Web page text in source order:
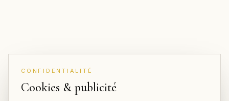
CONFIDENTIALITÉ
Cookies & publicité